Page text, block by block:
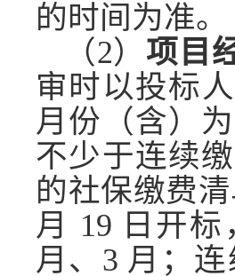
的时间为准。
（2） 项目
审时以投标
月份（含）
不少于连续
的社保缴费
月 19 日开
月、3 月；